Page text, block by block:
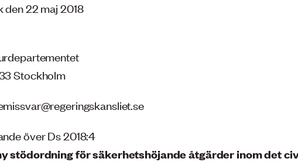
den 22 maj 2018
Stockholm
över Ds 2018:4
stödordning för säkerhetshöjande åtgärder inom det